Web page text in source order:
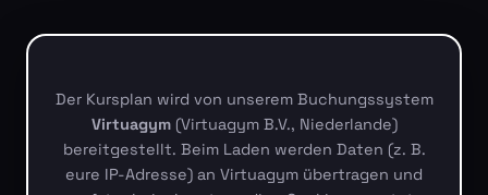
Der Kursplan wird von unserem Buchungssystem
Virtuagym(Virtuagym B.V., Niederlande)
bereitgestellt. Beim Laden werden Daten (z. B.
eure IP-Adresse) an Virtuagym übertragen und